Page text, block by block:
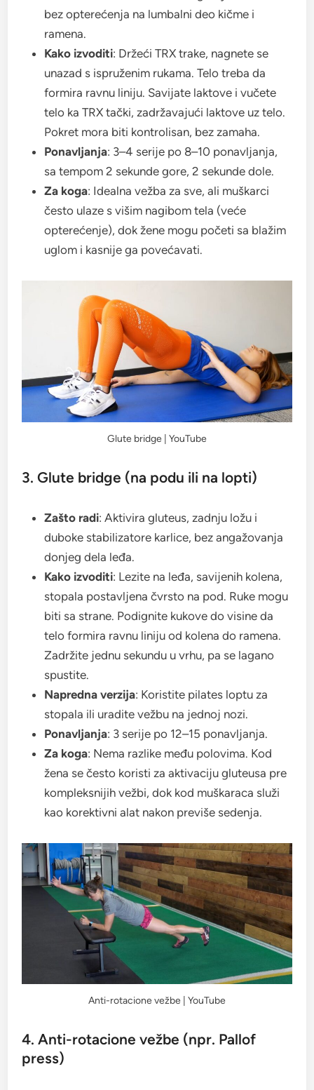
bez opterećenja na lumbalni deo kičme i
ramena.
Kako izvoditi: Držeći TRX trake, nagnete se
unazad s ispruženim rukama. Telo treba da
formira ravnu liniju. Savijate laktove i vučete
telo ka TRX tački, zadržavajući laktove uz telo.
Pokret mora biti kontrolisan, bez zamaha.
Ponavljanja: 3–4 serije po 8–10 ponavljanja,
sa tempom 2 sekunde gore, 2 sekunde dole.
Za koga: Idealna vežba za sve, ali muškarci
često ulaze s višim nagibom tela (veće
opterećenje), dok žene mogu početi sa blažim
uglom i kasnije ga povećavati.
Glute bridge | YouTube
3. Glute bridge (na podu ili na lopti)
Zašto radi: Aktivira gluteus, zadnju ložu i
duboke stabilizatore karlice, bez angažovanja
donjeg dela leđa.
Kako izvoditi: Lezite na leđa, savijenih kolena,
stopala postavljena čvrsto na pod. Ruke mogu
biti sa strane. Podignite kukove do visine da
telo formira ravnu liniju od kolena do ramena.
Zadržite jednu sekundu u vrhu, pa se lagano
spustite.
Napredna verzija: Koristite pilates loptu za
stopala ili uradite vežbu na jednoj nozi.
Ponavljanja: 3 serije po 12–15 ponavljanja.
Za koga: Nema razlike među polovima. Kod
žena se često koristi za aktivaciju gluteusa pre
kompleksnijih vežbi, dok kod muškaraca služi
kao korektivni alat nakon previše sedenja.
Anti-rotacione vežbe | YouTube
4. Anti-rotacione vežbe (npr. Pallof
press)